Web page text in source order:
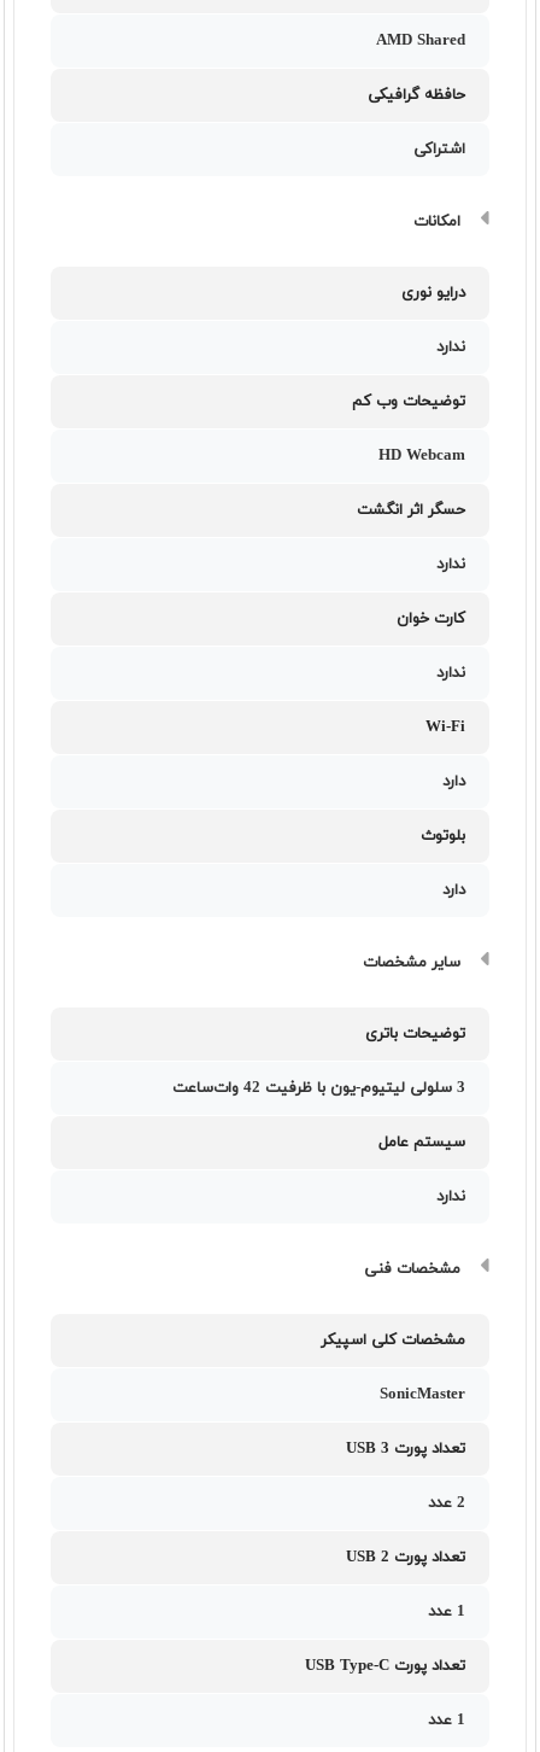
AMD Shared
حافظه گرافیکی
اشتراکی
امکانات
درایو نوری
ندارد
توضیحات وب کم
HD Webcam
حسگر اثر انگشت
ندارد
کارت خوان
ندارد
Wi-Fi
دارد
بلوتوث
دارد
سایر مشخصات
توضیحات باتری
3 سلولی لیتیوم-یون با ظرفیت 42 وات‌ساعت
سیستم عامل
ندارد
مشخصات فنی
مشخصات کلی اسپیکر
SonicMaster
تعداد پورت USB 3
2 عدد
تعداد پورت USB 2
1 عدد
تعداد پورت USB Type-C
1 عدد